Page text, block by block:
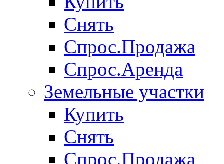
Снять
Спрос.Продажа
Спрос.Аренда
Земельные участки
Купить
Снять
Спрос.Продажа